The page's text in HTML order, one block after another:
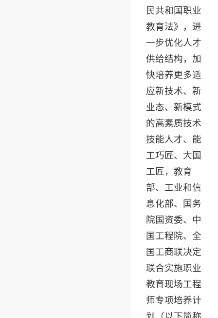
民共和国职业
教育法》，进
一步优化人才
供给结构，加
快培养更多适
应新技术、新
业态、新模式
的高素质技术
技能人才、能
工巧匠、大国
工匠，教育
部、工业和信
息化部、国务
院国资委、中
国工程院、全
国工商联决定
联合实施职业
教育现场工程
师专项培养计